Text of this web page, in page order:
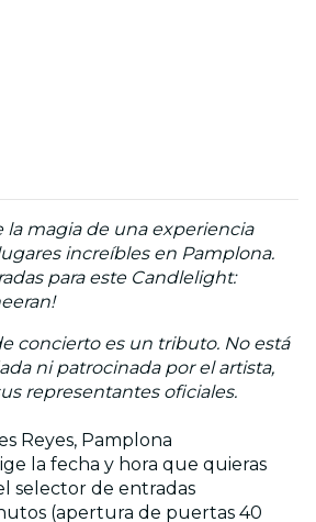
la magia de una experiencia
increíbles en Pamplona.
para este Candlelight:
concierto es un tributo. No está
ni patrocinada por el artista,
representantes oficiales.
Reyes, Pamplona
la fecha y hora que quieras
selector de entradas
(apertura de puertas 40